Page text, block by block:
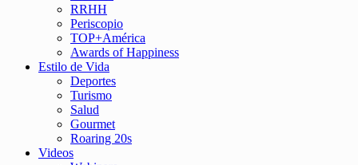
RRHH
Periscopio
TOP+América
Awards of Happiness
Estilo de Vida
Deportes
Turismo
Salud
Gourmet
Roaring 20s
Videos